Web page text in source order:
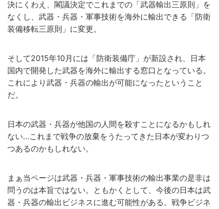
決にくわえ、閣議決定でこれまでの「武器輸出三原則」を
なくし、武器・兵器・軍事技術を海外に輸出できる「防衛
装備移転三原則」に変更。
そして2015年10月には「防衛装備庁」が新設され、日本
国内で開発した武器を海外に輸出する窓口となっている。
これにより武器・兵器の輸出が可能になったということ
だ。
日本の武器・兵器が他国の人間を殺すことになるかもしれ
ない…これまで戦争の放棄をうたってきた日本が変わりつ
つあるのかもしれない。
まぁ当ページは武器・兵器・軍事技術の輸出事業の是非は
問うのは本旨ではない。ともかくとして、今後の日本は武
器・兵器の輸出ビジネスに進む可能性がある。戦争ビジネ